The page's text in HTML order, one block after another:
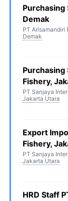
Purchasing
Demak
PT Arisamandiri
Demak
Purchasing
Fishery,
PT Sanjaya
Jakarta Utara
Export
Fishery,
PT Sanjaya
Jakarta Utara
HRD Staff